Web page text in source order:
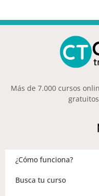
Más de 7.000 cursos
¿Cómo funciona?
Busca tu curso